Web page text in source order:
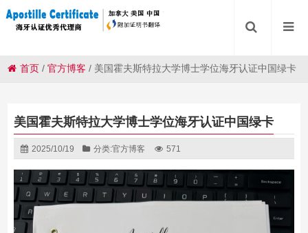
首页 /官方博客 / 美国霍夫斯特拉大学博士学位海牙认证中国绿卡
美国霍夫斯特拉大学博士学位海牙认证中国绿卡
2025/10/19 分类:官方博客 571